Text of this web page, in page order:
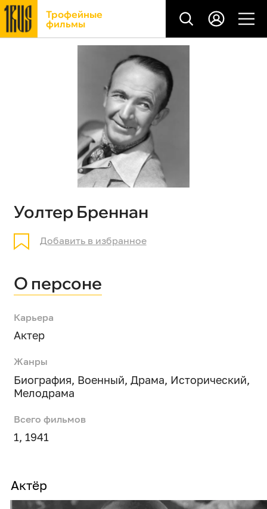
Трофейные
фильмы
Уолтер Бреннан
Добавить в избранное
О персоне
Карьера
Актер
Жанры
Биография, Военный, Драма, Исторический,
Мелодрама
Всего фильмов
1, 1941
Актёр